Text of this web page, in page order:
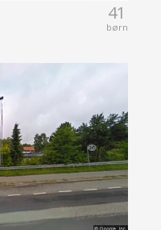
41
børn